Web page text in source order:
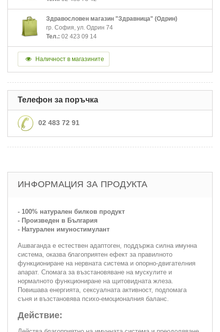
Здравословен магазин "Здравница" (Одрин)
гр. София, ул. Одрин 74
Тел.: 02 423 09 14
Наличност в магазините
Телефон за поръчка
02 483 72 91
ИНФОРМАЦИЯ ЗА ПРОДУКТА
- 100% натурален билков продукт
- Произведен в България
- Натурален имуностимулант
Ашваганда е естествен адаптоген, поддържа силна имунна
система, оказва благоприятен ефект за правилното
функциониране на нервната система и опорно-двигателния
апарат. Спомага за възстановяване на мускулите и
нормалното функциониране на щитовидната жлеза.
Повишава енергията, сексуалната активност, подпомага
съня и възстановява психо-емоционалния баланс.
Действие: